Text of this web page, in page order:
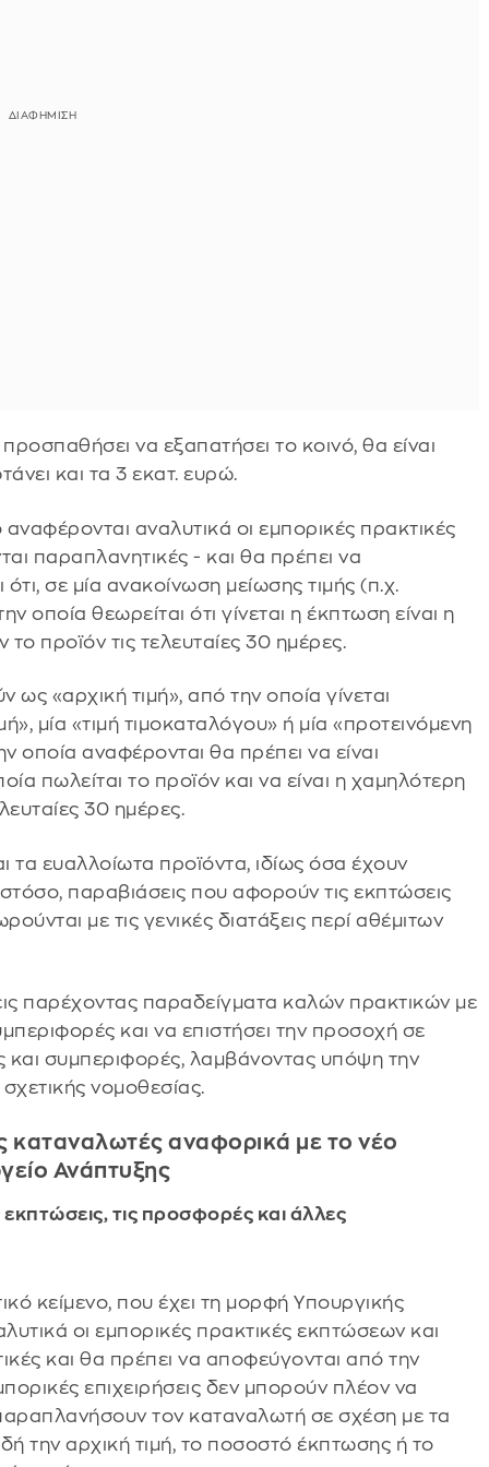
να εξαπατήσει το κοινό, θα είναι
και τα 3 εκατ. ευρώ.
αναλυτικά οι εμπορικές πρακτικές
παραπλανητικές - και θα πρέπει να
σε μία ανακοίνωση μείωσης τιμής (π.χ.
θεωρείται ότι γίνεται η έκπτωση είναι η
προϊόν τις τελευταίες 30 ημέρες.
«αρχική τιμή», από την οποία γίνεται
μία «τιμή τιμοκαταλόγου» ή μία «προτεινόμενη
οποία αναφέρονται θα πρέπει να είναι
πωλείται το προϊόν και να είναι η χαμηλότερη
30 ημέρες.
τα ευαλλοίωτα προϊόντα, ιδίως όσα έχουν
παραβιάσεις που αφορούν τις εκπτώσεις
με τις γενικές διατάξεις περί αθέμιτων
παρέχοντας παραδείγματα καλών πρακτικών με
και να επιστήσει την προσοχή σε
και συμπεριφορές, λαμβάνοντας υπόψη την
νομοθεσίας.
καταναλωτές αναφορικά με το νέο
Ανάπτυξης
εκπτώσεις, τις προσφορές και άλλες
κείμενο, που έχει τη μορφή Υπουργικής
οι εμπορικές πρακτικές εκπτώσεων και
και θα πρέπει να αποφεύγονται από την
επιχειρήσεις δεν μπορούν πλέον να
τον καταναλωτή σε σχέση με τα
την αρχική τιμή, το ποσοστό έκπτωσης ή το